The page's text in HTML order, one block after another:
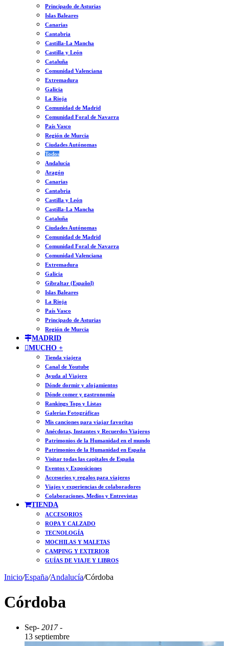
Principado de Asturias
Islas Baleares
Canarias
Cantabria
Castilla-La Mancha
Castilla y León
Cataluña
Comunidad Valenciana
Extremadura
Galicia
La Rioja
Comunidad de Madrid
Comunidad Foral de Navarra
País Vasco
Región de Murcia
Ciudades Autónomas
Todos
Andalucía
Aragón
Canarias
Cantabria
Castilla y León
Castilla-La Mancha
Cataluña
Ciudades Autónomas
Comunidad de Madrid
Comunidad Foral de Navarra
Comunidad Valenciana
Extremadura
Galicia
Gibraltar (Español)
Islas Baleares
La Rioja
País Vasco
Principado de Asturias
Región de Murcia
MADRID
MUCHO +
Tienda viajera
Canal de Youtube
Ayuda al Viajero
Dónde dormir y alojamientos
Dónde comer y gastronomía
Rankings Tops y Listas
Galerías Fotográficas
Mis canciones para viajar favoritas
Anécdotas, Instantes y Recuerdos Viajeros
Patrimonios de la Humanidad en el mundo
Patrimonios de la Humanidad en España
Visitar todas las capitales de España
Eventos y Exposiciones
Accesorios y regalos para viajeros
Viajes y experiencias de colaboradores
Colaboraciones, Medios y Entrevistas
TIENDA
ACCESORIOS
ROPA Y CALZADO
TECNOLOGÍA
MOCHILAS Y MALETAS
CAMPING Y EXTERIOR
GUÍAS DE VIAJE Y LIBROS
Inicio/España/Andalucía/Córdoba
Córdoba
Sep- 2017 -
13 septiembre